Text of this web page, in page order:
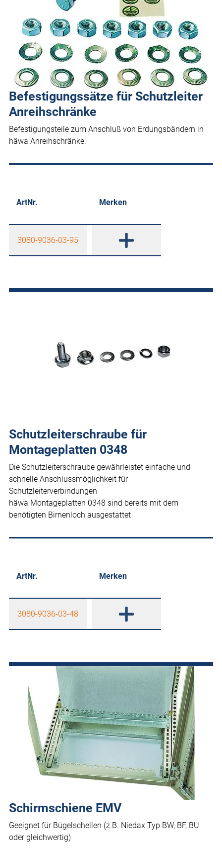
Befestigungssätze für Schutzleiter
Anreihschränke
Befestigungsteile zum Anschluß von Erdungsbändern in
häwa Anreihschränke.
ArtNr. Merken
3080-9036-03-95
Schutzleiterschraube für
Montageplatten 0348
Die Schutzleiterschraube gewährleistet einfache und
schnelle Anschlussmöglichkeit für
Schutzleiterverbindungen
häwa Montageplatten 0348 sind bereits mit dem
benötigten Birnenloch ausgestattet
ArtNr. Merken
3080-9036-03-48
Schirmschiene EMV
Geeignet für Bügelschellen (z.B. Niedax Typ BW, BF, BU
oder gleichwertig)